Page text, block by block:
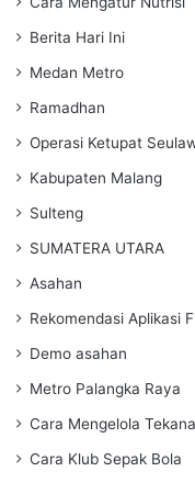
Berita Hari Ini
Medan Metro
Ramadhan
Operasi Ketupat
Kabupaten Malang
Sulteng
SUMATERA UTARA
Asahan
Rekomendasi Aplikasi
Demo asahan
Metro Palangka Raya
Cara Mengelola
Cara Klub Sepak Bola